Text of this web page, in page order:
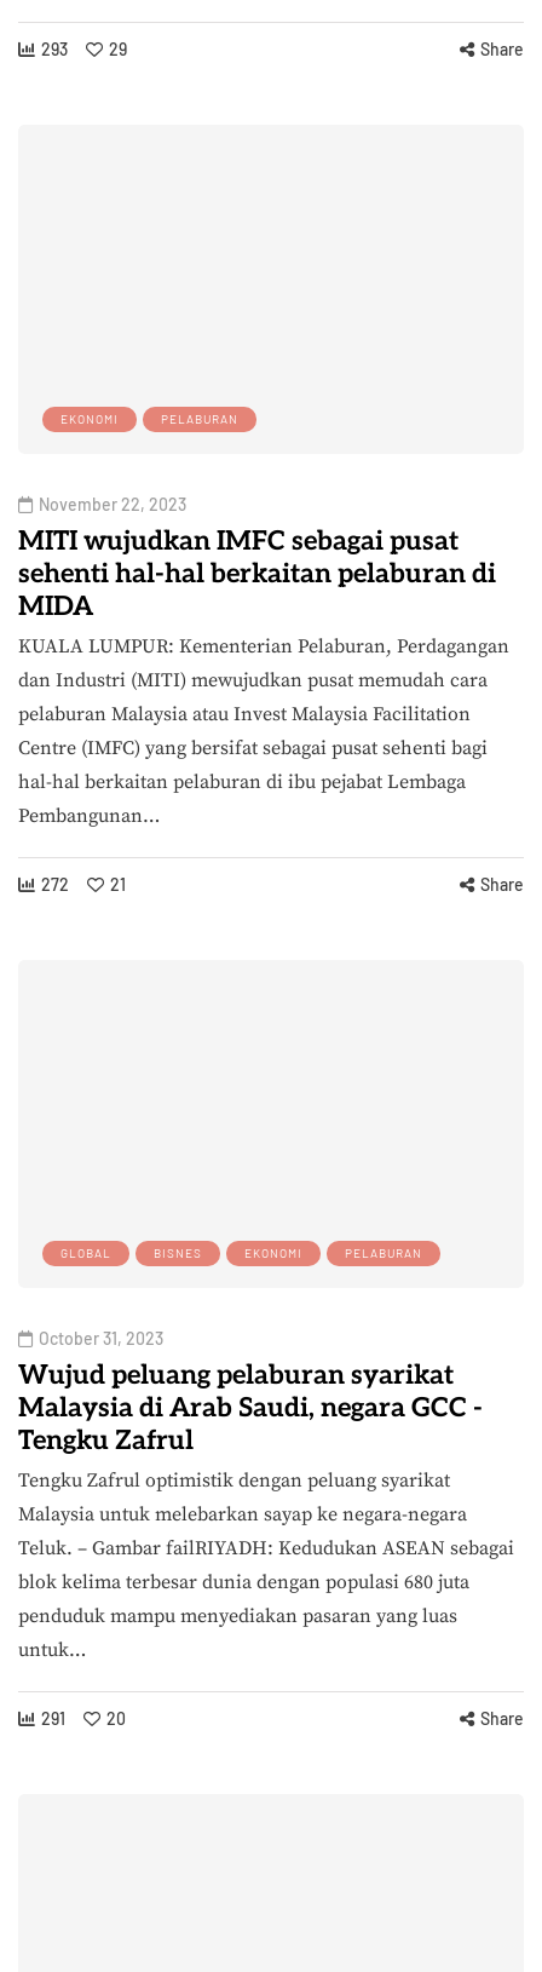
293 29 Share
EKONOMI PELABURAN
November 22, 2023
MITI wujudkan IMFC sebagai pusat
sehenti hal-hal berkaitan pelaburan di
MIDA
KUALA LUMPUR: Kementerian Pelaburan, Perdagangan
dan Industri (MITI) mewujudkan pusat memudah cara
pelaburan Malaysia atau Invest Malaysia Facilitation
Centre (IMFC) yang bersifat sebagai pusat sehenti bagi
hal-hal berkaitan pelaburan di ibu pejabat Lembaga
Pembangunan…
272 21 Share
GLOBAL BISNES EKONOMI PELABURAN
October 31, 2023
Wujud peluang pelaburan syarikat
Malaysia di Arab Saudi, negara GCC -
Tengku Zafrul
Tengku Zafrul optimistik dengan peluang syarikat
Malaysia untuk melebarkan sayap ke negara-negara
Teluk. – Gambar failRIYADH: Kedudukan ASEAN sebagai
blok kelima terbesar dunia dengan populasi 680 juta
penduduk mampu menyediakan pasaran yang luas
untuk…
291 20 Share